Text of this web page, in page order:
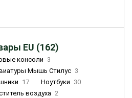
EU (162)
консоли 3
Мышь Стилус 3
17 Ноутбуки 30
воздуха 2